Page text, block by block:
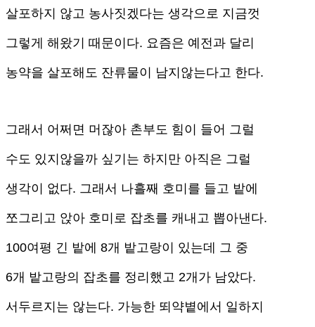
살포하지 않고 농사짓겠다는 생각으로 지금껏
그렇게 해왔기 때문이다. 요즘은 예전과 달리
농약을 살포해도 잔류물이 남지않는다고 한다.
그래서 어쩌면 머잖아 촌부도 힘이 들어 그럴
수도 있지않을까 싶기는 하지만 아직은 그럴
생각이 없다. 그래서 나흘째 호미를 들고 밭에
쪼그리고 앉아 호미로 잡초를 캐내고 뽑아낸다.
100여평 긴 밭에 8개 밭고랑이 있는데 그 중
6개 밭고랑의 잡초를 정리했고 2개가 남았다.
서두르지는 않는다. 가능한 뙤약볕에서 일하지